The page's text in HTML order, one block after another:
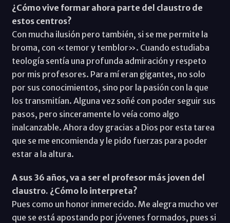
¿Cómo vive formar ahora parte del claustro de
estos centros?
Con mucha ilusión pero también, si se me permite la
broma, con «temor y temblor». Cuando estudiaba
teología sentía una profunda admiración y respeto
por mis profesores. Para mí eran gigantes, no solo
por sus conocimientos, sino por la pasión con la que
los transmitían. Alguna vez soñé con poder seguir sus
pasos, pero sinceramente lo veía como algo
inalcanzable. Ahora doy gracias a Dios por esta tarea
que se me encomienda y le pido fuerzas para poder
estar a la altura.
A sus 36 años, va a ser el profesor más joven del
claustro. ¿Cómo lo interpreta?
Pues como un honor inmerecido. Me alegra mucho ver
que se está apostando por jóvenes formados, pues si